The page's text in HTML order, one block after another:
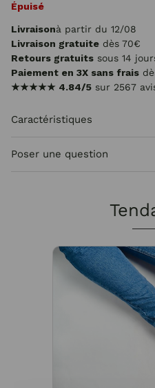
Épuisé
Livraisonà partir du 12/08
Livraison gratuite dès 70€
Retours gratuits sous 14
Paiement en 3X sans frais
★★★★★ 4.84/5 sur 2567
Caractéristiques
Poser une question